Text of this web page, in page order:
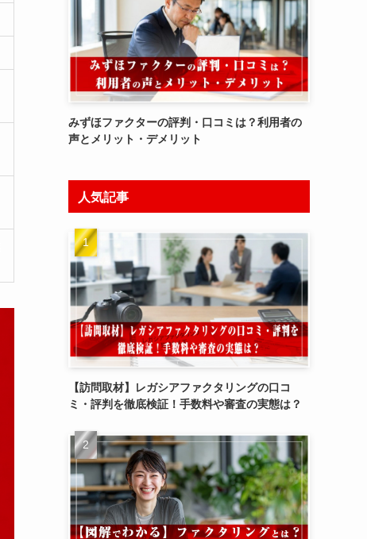
みずほファクターの評判・口コミは？利用者の
声とメリット・デメリット
人気記事
【訪問取材】レガシアファクタリングの口コ
ミ・評判を徹底検証！手数料や審査の実態は？